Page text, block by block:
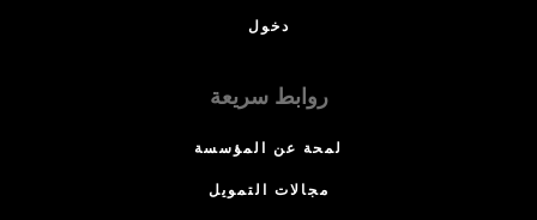
دخول
روابط سريعة
لمحة عن المؤسسة
مجالات التمويل